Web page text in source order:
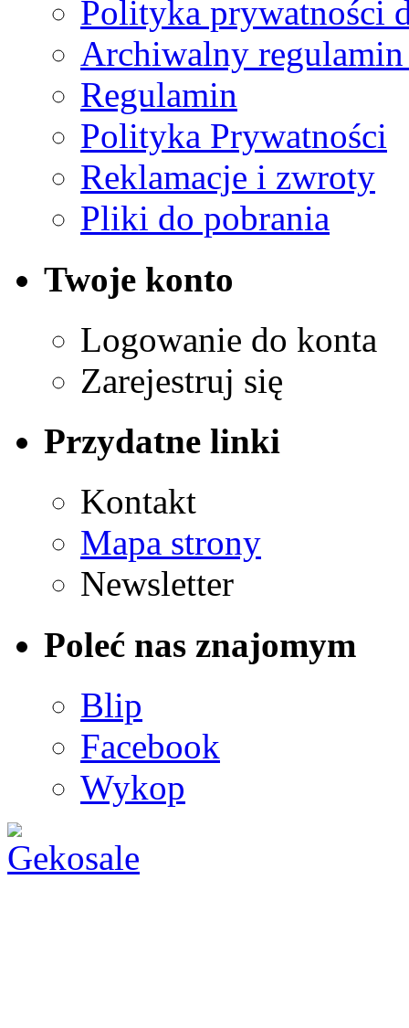
Polityka prywatności
Archiwalny
Regulamin
Polityka Prywatności
Reklamacje i zwroty
Pliki do pobrania
Twoje konto
Logowanie do konta
Zarejestruj się
Przydatne linki
Kontakt
Mapa strony
Newsletter
Poleć nas znajomym
Blip
Facebook
Wykop